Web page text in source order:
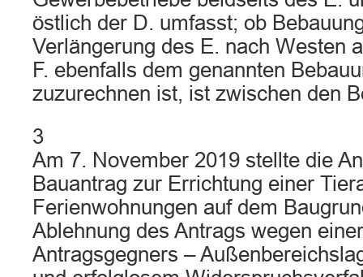
östlich der D. umfasst; ob
Verlängerung des E. nach Westen
F. ebenfalls dem genannten
zuzurechnen ist, ist zwischen den
3
Am 7. November 2019 stellte die
Bauantrag zur Errichtung einer
Ferienwohnungen auf dem
Ablehnung des Antrags wegen
Antragsgegners –